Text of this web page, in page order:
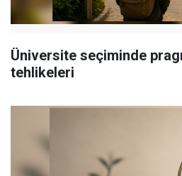
Üniversite seçiminde
tehlikeleri